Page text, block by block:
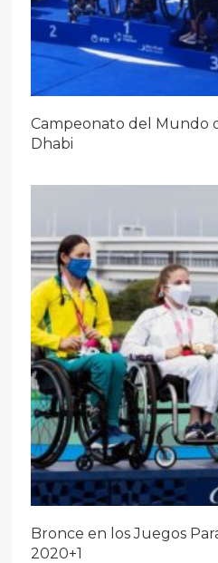
Campeonato del Mundo
Dhabi
Bronce en los Juegos
2020+1